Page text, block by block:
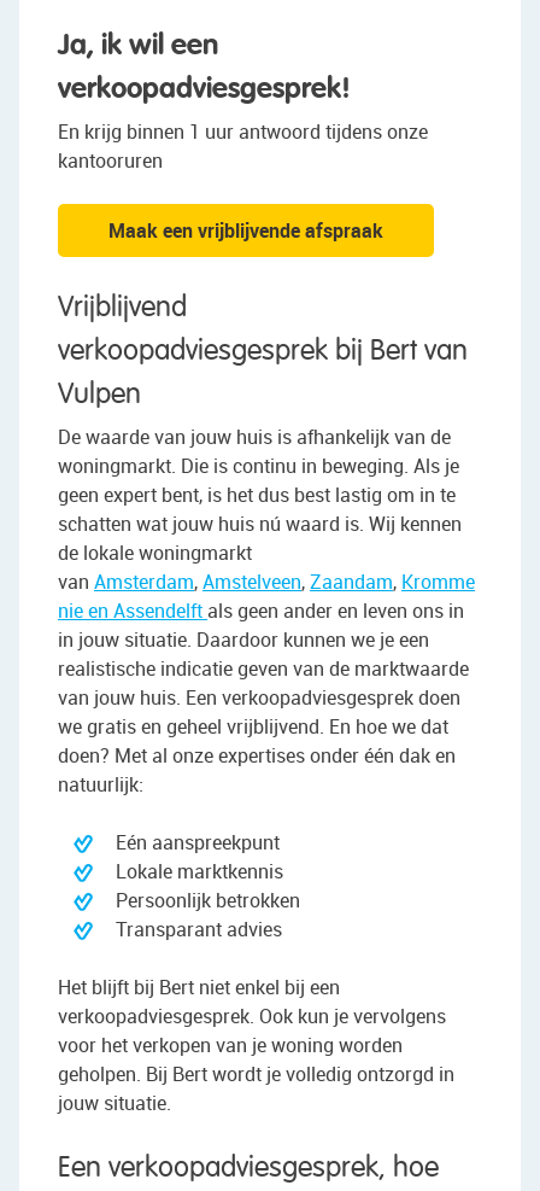
Ja, ik wil een
verkoopadviesgesprek!
En krijg binnen 1 uur antwoord tijdens onze
kantooruren
Maak een vrijblijvende afspraak
Vrijblijvend
verkoopadviesgesprek bij Bert van
Vulpen
De waarde van jouw huis is afhankelijk van de
woningmarkt. Die is continu in beweging. Als je
geen expert bent, is het dus best lastig om in te
schatten wat jouw huis nú waard is. Wij kennen
de lokale woningmarkt
van Amsterdam,Amstelveen,Zaandam, Kromme
nie en Assendelft als geen ander en leven ons in
in jouw situatie. Daardoor kunnen we je een
realistische indicatie geven van de marktwaarde
van jouw huis. Een verkoopadviesgesprek doen
we gratis en geheel vrijblijvend. En hoe we dat
doen? Met al onze expertises onder één dak en
natuurlijk:
Eén aanspreekpunt
Lokale marktkennis
Persoonlijk betrokken
Transparant advies
Het blijft bij Bert niet enkel bij een
verkoopadviesgesprek. Ook kun je vervolgens
voor het verkopen van je woning worden
geholpen. Bij Bert wordt je volledig ontzorgd in
jouw situatie.
Een verkoopadviesgesprek, hoe